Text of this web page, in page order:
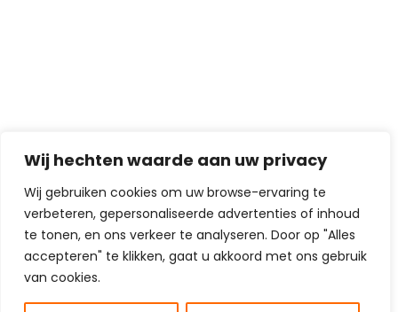
Wij hechten waarde aan uw privacy
Wij gebruiken cookies om uw browse-ervaring te
verbeteren, gepersonaliseerde advertenties of inhoud
te tonen, en ons verkeer te analyseren. Door op "Alles
accepteren" te klikken, gaat u akkoord met ons gebruik
van cookies.